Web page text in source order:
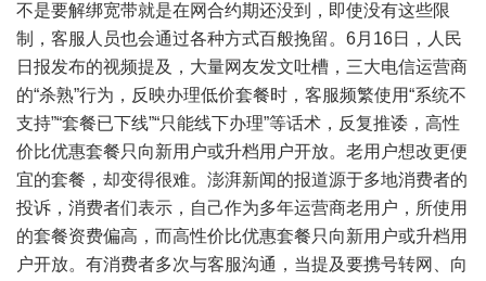
不是要解绑宽带就是在网合约期还没到，即使没有这些限
制，客服人员也会通过各种方式百般挽留。6月16日，人民
日报发布的视频提及，大量网友发文吐槽，三大电信运营商
的“杀熟”行为，反映办理低价套餐时，客服频繁使用“系统不
支持”“套餐已下线”“只能线下办理”等话术，反复推诿，高性
价比优惠套餐只向新用户或升档用户开放。老用户想改更便
宜的套餐，却变得很难。澎湃新闻的报道源于多地消费者的
投诉，消费者们表示，自己作为多年运营商老用户，所使用
的套餐资费偏高，而高性价比优惠套餐只向新用户或升档用
户开放。有消费者多次与客服沟通，当提及要携号转网、向